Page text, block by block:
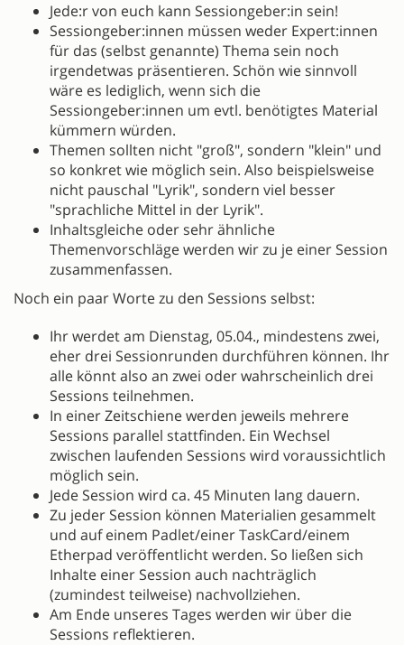
Jede:r von euch kann Sessiongeber:in sein!
Sessiongeber:innen müssen weder Expert:innen
für das (selbst genannte) Thema sein noch
irgendetwas präsentieren. Schön wie sinnvoll
wäre es lediglich, wenn sich die
Sessiongeber:innen um evtl. benötigtes Material
kümmern würden.
Themen sollten nicht "groß", sondern "klein" und
so konkret wie möglich sein. Also beispielsweise
nicht pauschal "Lyrik", sondern viel besser
"sprachliche Mittel in der Lyrik".
Inhaltsgleiche oder sehr ähnliche
Themenvorschläge werden wir zu je einer Session
zusammenfassen.
Noch ein paar Worte zu den Sessions selbst:
Ihr werdet am Dienstag, 05.04., mindestens zwei,
eher drei Sessionrunden durchführen können. Ihr
alle könnt also an zwei oder wahrscheinlich drei
Sessions teilnehmen.
In einer Zeitschiene werden jeweils mehrere
Sessions parallel stattfinden. Ein Wechsel
zwischen laufenden Sessions wird voraussichtlich
möglich sein.
Jede Session wird ca. 45 Minuten lang dauern.
Zu jeder Session können Materialien gesammelt
und auf einem Padlet/einer TaskCard/einem
Etherpad veröffentlicht werden. So ließen sich
Inhalte einer Session auch nachträglich
(zumindest teilweise) nachvollziehen.
Am Ende unseres Tages werden wir über die
Sessions reflektieren.